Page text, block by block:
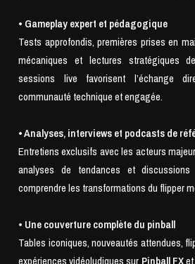
• Gameplay expert et pédagogique
Tests approfondis, premières prises en
mécaniques et lectures stratégiques
sessions live favorisent l’échange
communauté technique et engagée.
• Analyses, interviews et podcasts de
Entretiens exclusifs avec les acteurs
analyses de tendances et
comprendre les transformations du flipper
• Une couverture complète du pinball
Tables iconiques, nouveautés attendues,
expériences vidéoludiques sur Pinball FXet